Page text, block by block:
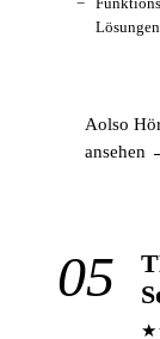
Lösungen
Aolso
ansehen
05